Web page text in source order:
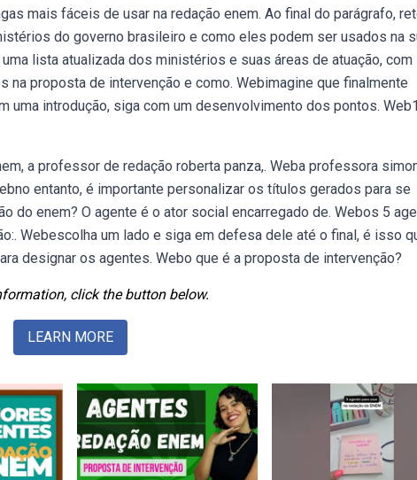
mais fáceis de usar na redação enem. Ao final do parágrafo,
do governo brasileiro e como eles podem ser usados na
lista atualizada dos ministérios e suas áreas de atuação, com
proposta de intervenção e como. Webimagine que finalmente
uma introdução, siga com um desenvolvimento dos pontos.
a professor de redação roberta panza,. Weba professora
entanto, é importante personalizar os títulos gerados para se
do enem? O agente é o ator social encarregado de. Webos 5
Webescolha um lado e siga em defesa dele até o final, é isso
designar os agentes. Webo que é a proposta de intervenção?
click the button below.
LEARN MORE